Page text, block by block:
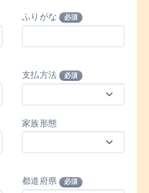
ふりがな 必須
支払方法 必須
家族形態
都道府県 必須